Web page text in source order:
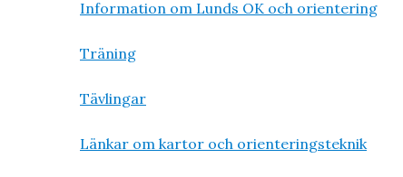
Information om Lunds OK och orientering
Träning
Tävlingar
Länkar om kartor och orienteringsteknik